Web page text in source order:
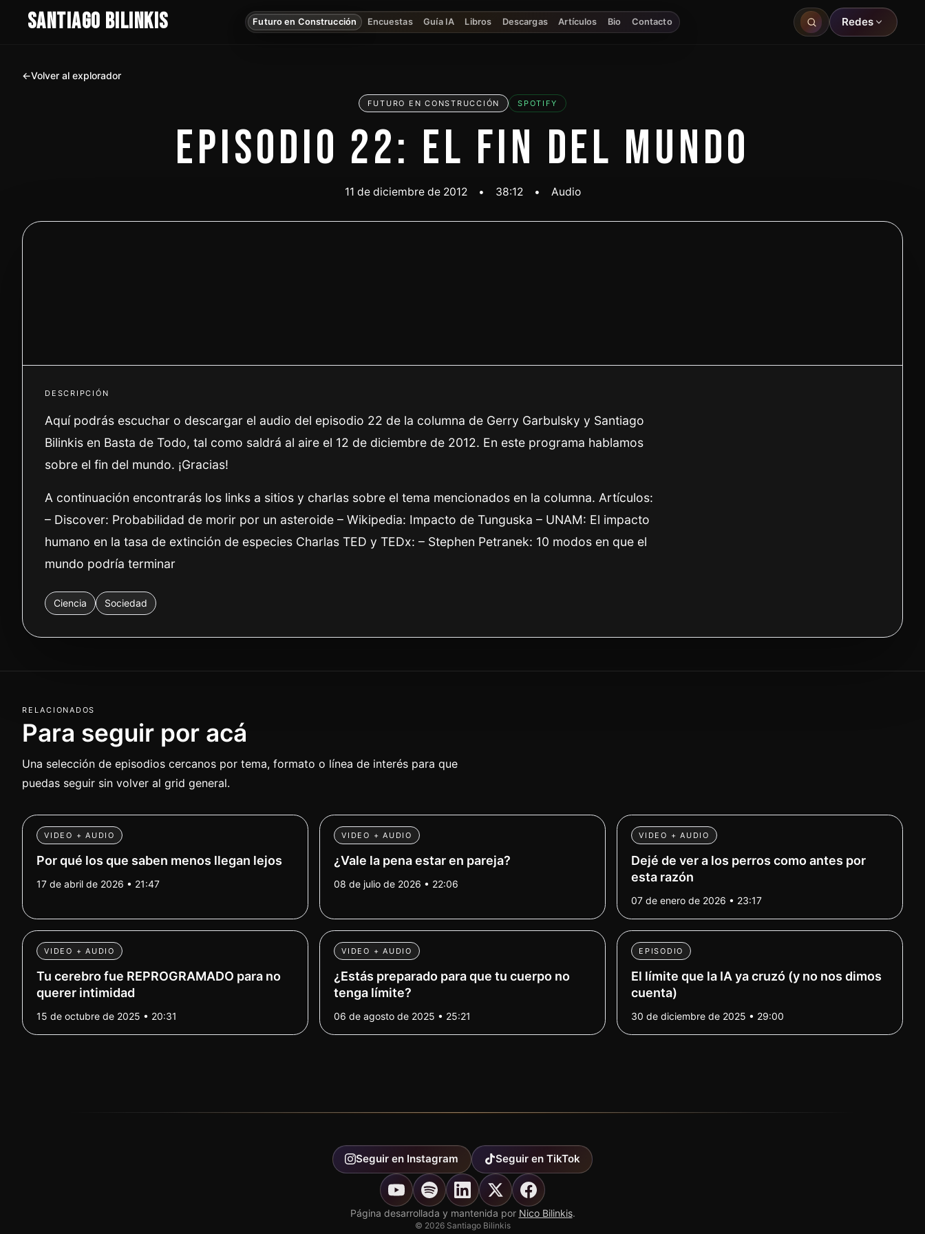
SANTIAGO BILINKIS Futuro en Construcción Encuestas Guía IA Libros Descargas Artículos Bio Contacto Redes
←Volver al explorador
FUTURO EN CONSTRUCCIÓN SPOTIFY
EPISODIO 22: EL FIN DEL MUNDO
11 de diciembre de 2012 • 38:12 • Audio
DESCRIPCIÓN
Aquí podrás escuchar o descargar el audio del episodio 22 de la columna de Gerry Garbulsky y Santiago
Bilinkis en Basta de Todo, tal como saldrá al aire el 12 de diciembre de 2012. En este programa hablamos
sobre el fin del mundo. ¡Gracias!
A continuación encontrarás los links a sitios y charlas sobre el tema mencionados en la columna. Artículos:
– Discover: Probabilidad de morir por un asteroide – Wikipedia: Impacto de Tunguska – UNAM: El impacto
humano en la tasa de extinción de especies Charlas TED y TEDx: – Stephen Petranek: 10 modos en que el
mundo podría terminar
Ciencia Sociedad
RELACIONADOS
Para seguir por acá
Una selección de episodios cercanos por tema, formato o línea de interés para que
puedas seguir sin volver al grid general.
VIDEO + AUDIO
Por qué los que saben menos llegan lejos
17 de abril de 2026 • 21:47
VIDEO + AUDIO
¿Vale la pena estar en pareja?
08 de julio de 2026 • 22:06
VIDEO + AUDIO
Dejé de ver a los perros como antes por
esta razón
07 de enero de 2026 • 23:17
VIDEO + AUDIO
Tu cerebro fue REPROGRAMADO para no
querer intimidad
15 de octubre de 2025 • 20:31
VIDEO + AUDIO
¿Estás preparado para que tu cuerpo no
tenga límite?
06 de agosto de 2025 • 25:21
EPISODIO
El límite que la IA ya cruzó (y no nos dimos
cuenta)
30 de diciembre de 2025 • 29:00
Seguir en Instagram Seguir en TikTok
Página desarrollada y mantenida por Nico Bilinkis.
© 2026Santiago Bilinkis